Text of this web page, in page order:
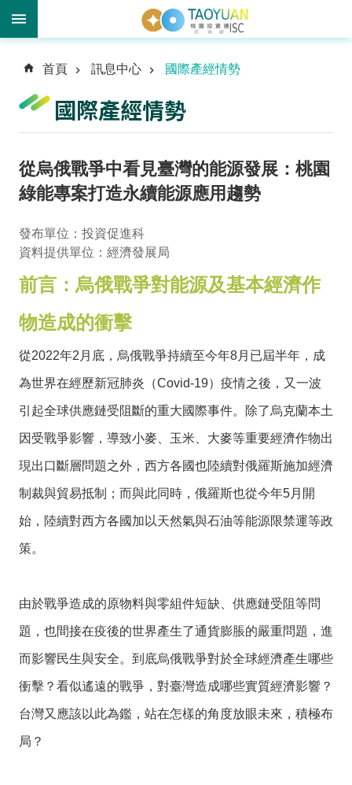
階
尋
訊
息
心
投
資
優
勢
投
資
機
務
幫
投
回
頁
站
導
首頁 訊息中心 國際產經情勢
國際產經情勢
從烏俄戰爭中看見臺灣的能源發展：桃園
綠能專案打造永續能源應用趨勢
發布單位：投資促進科
資料提供單位：經濟發展局
前言：烏俄戰爭對能源及基本經濟作
物造成的衝擊
從2022年2月底，烏俄戰爭持續至今年8月已屆半年，成
為世界在經歷新冠肺炎（Covid-19）疫情之後，又一波
引起全球供應鏈受阻斷的重大國際事件。除了烏克蘭本土
因受戰爭影響，導致小麥、玉米、大麥等重要經濟作物出
現出口斷層問題之外，西方各國也陸續對俄羅斯施加經濟
制裁與貿易抵制；而與此同時，俄羅斯也從今年5月開
始，陸續對西方各國加以天然氣與石油等能源限禁運等政
策。
由於戰爭造成的原物料與零組件短缺、供應鏈受阻等問
題，也間接在疫後的世界產生了通貨膨脹的嚴重問題，進
而影響民生與安全。到底烏俄戰爭對於全球經濟產生哪些
衝擊？看似遙遠的戰爭，對臺灣造成哪些實質經濟影響？
台灣又應該以此為鑑，站在怎樣的角度放眼未來，積極布
局？